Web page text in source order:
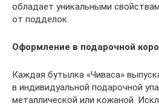
обладает уникальными
от подделок.
Оформление в подарочной
Каждая бутылка «Чиваса»
в индивидуальной подарочной
металлической или кожаной.